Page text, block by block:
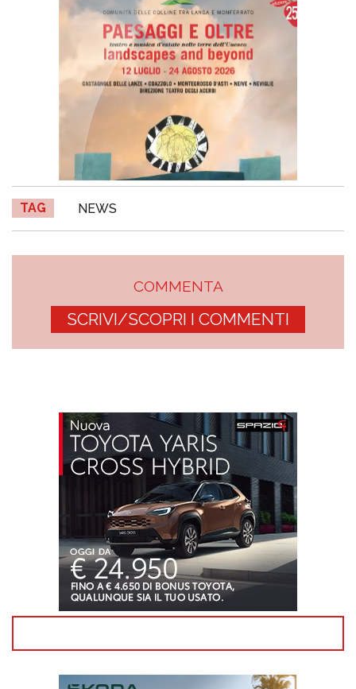
TAG NEWS
COMMENTA
SCRIVI/SCOPRI I COMMENTI